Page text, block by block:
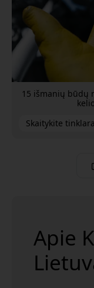
15 išmanių būdų
Skaitykite
Apie